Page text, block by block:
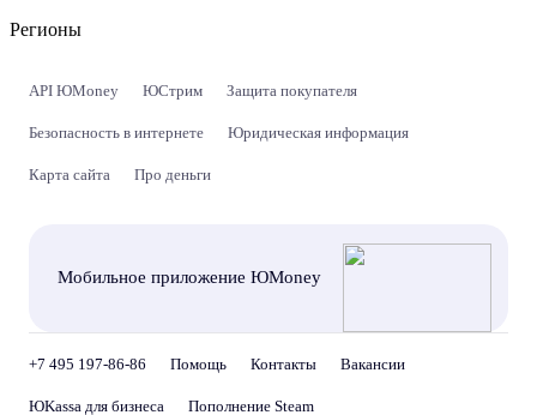
Регионы
API ЮMoney ЮСтрим Защита покупателя
Безопасность в интернете Юридическая информация
Карта сайта Про деньги
Мобильное приложение ЮMoney
+7 495 197-86-86 Помощь Контакты Вакансии
ЮKassa для бизнеса Пополнение Steam